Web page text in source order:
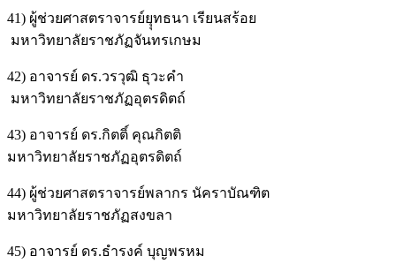
41) ผู้ช่วยศาสตราจารย์ยุุทธนา เรียนสร้อย
มหาวิทยาลัยราชภัฏจันทรเกษม
42) อาจารย์ ดร.วรวุฒิ ธุวะคำ
มหาวิทยาลัยราชภัฏอุตรดิตถ์
43) อาจารย์ ดร.กิตติ์ คุณกิตติ
มหาวิทยาลัยราชภัฏอุตรดิตถ์
44) ผู้ช่วยศาสตราจารย์พลากร นัคราบัณฑิต
มหาวิทยาลัยราชภัฏสงขลา
45) อาจารย์ ดร.ธำรงค์ บุญพรหม